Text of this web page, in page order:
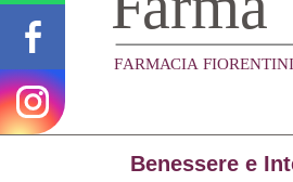
Benessere e